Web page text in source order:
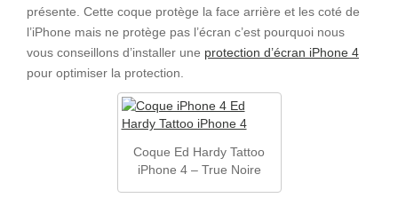
présente. Cette coque protège la face arrière et les coté de
l’iPhone mais ne protège pas l’écran c’est pourquoi nous
vous conseillons d’installer une protection d’écran iPhone 4
pour optimiser la protection.
Coque Ed Hardy Tattoo
iPhone 4 – True Noire